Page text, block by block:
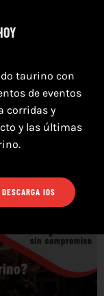
taurino con
de eventos
corridas y
y las últimas
DESCARGA IOS